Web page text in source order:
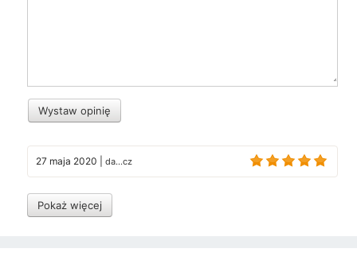
Wystaw opinię
27 maja 2020 da...cz
Pokaż więcej